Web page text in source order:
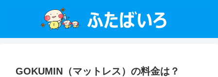
GOKUMIN（マットレス）の料金は？